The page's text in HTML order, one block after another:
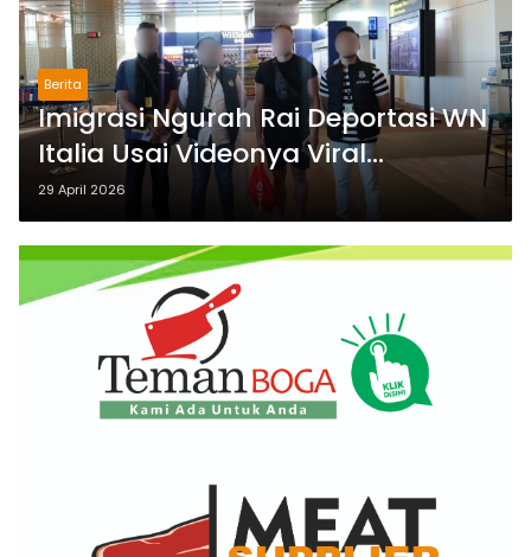
Berita
Imigrasi Ngurah Rai Deportasi WN
Italia Usai Videonya Viral
Melawan Polisi di Denpasar
29 April 2026